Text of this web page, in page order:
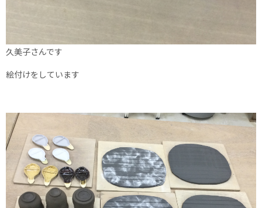
久美子さんです
絵付けをしています